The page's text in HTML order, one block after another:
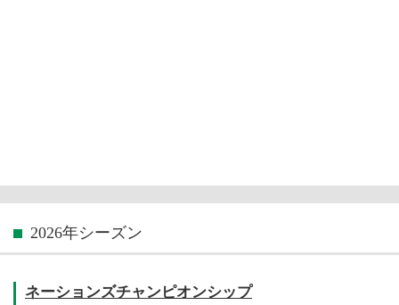
2026年シーズン
ネーションズチャンピオンシップ